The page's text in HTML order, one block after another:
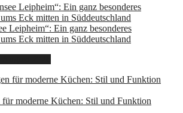
Leipheim“: Ein ganz besonderes
Eck mitten in Süddeutschland
moderne Küchen: Stil und Funktion